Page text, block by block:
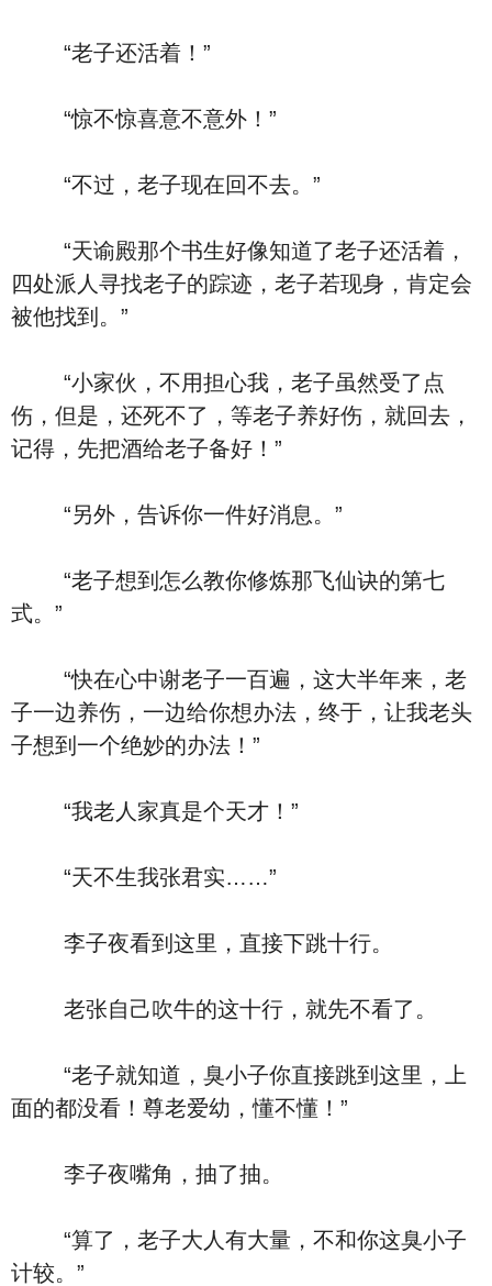
“老子还活着！”
“惊不惊喜意不意外！”
“不过，老子现在回不去。”
“天谕殿那个书生好像知道了老子还活着，
四处派人寻找老子的踪迹，老子若现身，肯定会
被他找到。”
“小家伙，不用担心我，老子虽然受了点
伤，但是，还死不了，等老子养好伤，就回去，
记得，先把酒给老子备好！”
“另外，告诉你一件好消息。”
“老子想到怎么教你修炼那飞仙诀的第七
式。”
“快在心中谢老子一百遍，这大半年来，老
子一边养伤，一边给你想办法，终于，让我老头
子想到一个绝妙的办法！”
“我老人家真是个天才！”
“天不生我张君实……”
李子夜看到这里，直接下跳十行。
老张自己吹牛的这十行，就先不看了。
“老子就知道，臭小子你直接跳到这里，上
面的都没看！尊老爱幼，懂不懂！”
李子夜嘴角，抽了抽。
“算了，老子大人有大量，不和你这臭小子
计较。”